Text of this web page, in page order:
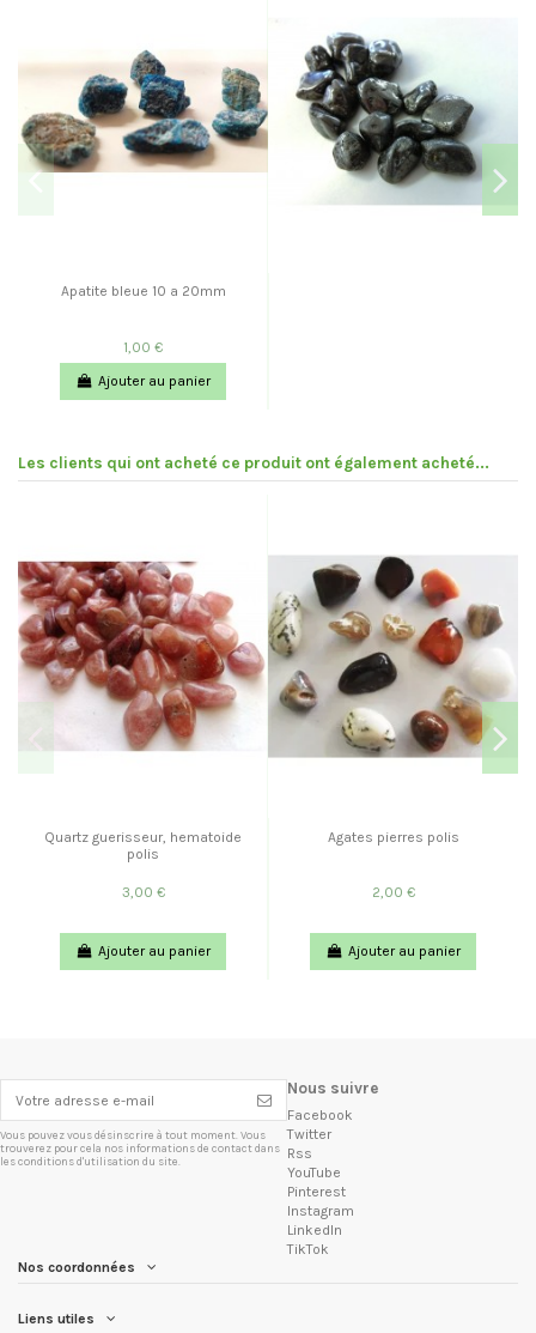
Apatite bleue 10 a 20mm
1,00 €
Ajouter au panier
Les clients qui ont acheté ce produit ont également acheté...
Quartz guerisseur, hematoide
polis
3,00 €
Ajouter au panier
Agates pierres polis
2,00 €
Ajouter au panier
Vous pouvez vous désinscrire à tout moment. Vous
trouverez pour cela nos informations de contact dans
les conditions d'utilisation du site.
Nous suivre
Facebook
Twitter
Rss
YouTube
Pinterest
Instagram
LinkedIn
TikTok
Nos coordonnées
Liens utiles